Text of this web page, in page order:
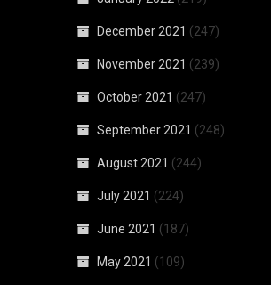
December 2021 (247)
November 2021 (239)
October 2021 (247)
September 2021 (248)
August 2021 (244)
July 2021 (224)
June 2021 (187)
May 2021 (109)